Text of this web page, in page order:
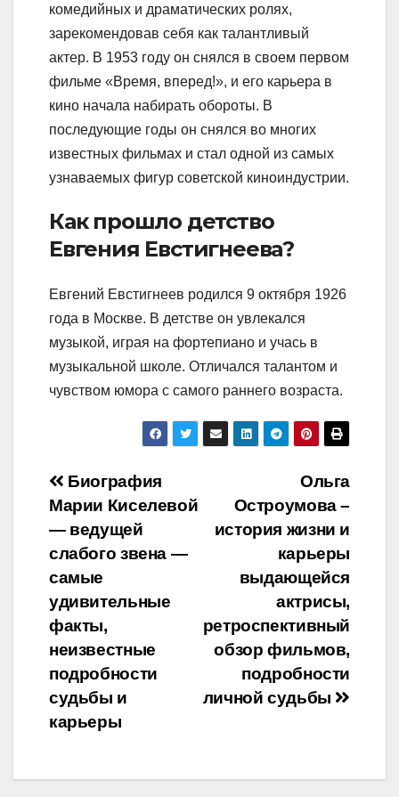
комедийных и драматических ролях,
зарекомендовав себя как талантливый
актер. В 1953 году он снялся в своем первом
фильме «Время, вперед!», и его карьера в
кино начала набирать обороты. В
последующие годы он снялся во многих
известных фильмах и стал одной из самых
узнаваемых фигур советской киноиндустрии.
Как прошло детство
Евгения Евстигнеева?
Евгений Евстигнеев родился 9 октября 1926
года в Москве. В детстве он увлекался
музыкой, играя на фортепиано и учась в
музыкальной школе. Отличался талантом и
чувством юмора с самого раннего возраста.
Навигация
по
записям
Ольга
Остроумова –
история жизни и
карьеры
выдающейся
актрисы,
ретроспективный
обзор фильмов,
подробности
личной судьбы
Биография
Марии Киселевой
— ведущей
слабого звена —
самые
удивительные
факты,
неизвестные
подробности
судьбы и
карьеры